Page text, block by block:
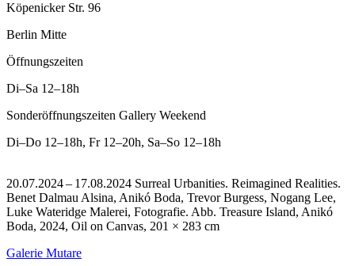
Köpenicker Str. 96
Berlin Mitte
Öffnungszeiten
Di–Sa 12–18h
Sonderöffnungszeiten Gallery Weekend
Di–Do 12–18h, Fr 12–20h, Sa–So 12–18h
20.07.2024 – 17.08.2024 Surreal Urbanities. Reimagined Realities.
Benet Dalmau Alsina, Anikó Boda, Trevor Burgess, Nogang Lee,
Luke Wateridge Malerei, Fotografie. Abb. Treasure Island, Anikó
Boda, 2024, Oil on Canvas, 201 × 283 cm
Galerie Mutare